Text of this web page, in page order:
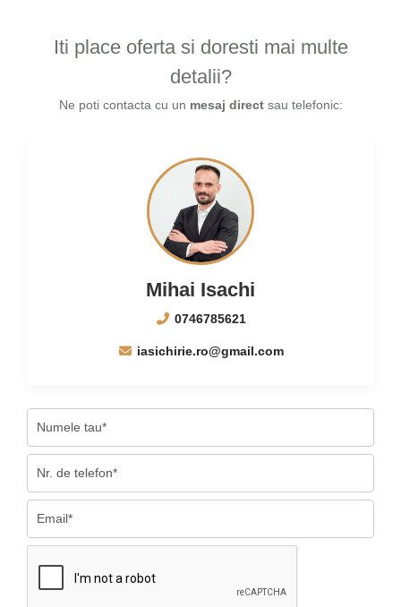
Iti place oferta si doresti mai multe
detalii?
Ne poti contacta cu un mesaj directsau telefonic:
Mihai Isachi
0746785621
iasichirie.ro@gmail.com